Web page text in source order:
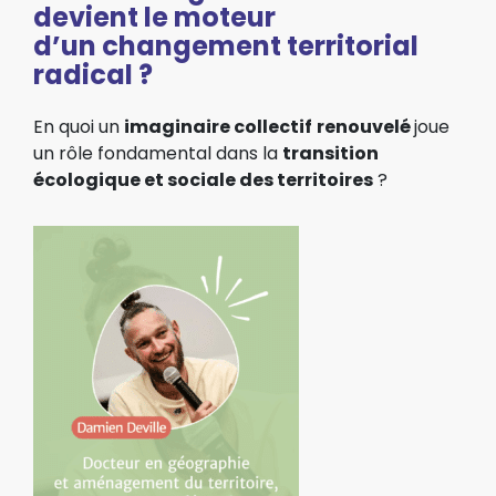
devient le moteur
d’un changement territorial
radical ?
En quoiun imaginaire collectif renouveléjoue
un rôle fondamental dans la transition
écologique et sociale des territoires?